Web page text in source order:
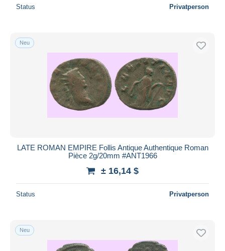
Status Privatperson
Neu
LATE ROMAN EMPIRE Follis Antique Authentique Roman
Pièce 2g/20mm #ANT1966
± 16,14 $
Status Privatperson
Neu